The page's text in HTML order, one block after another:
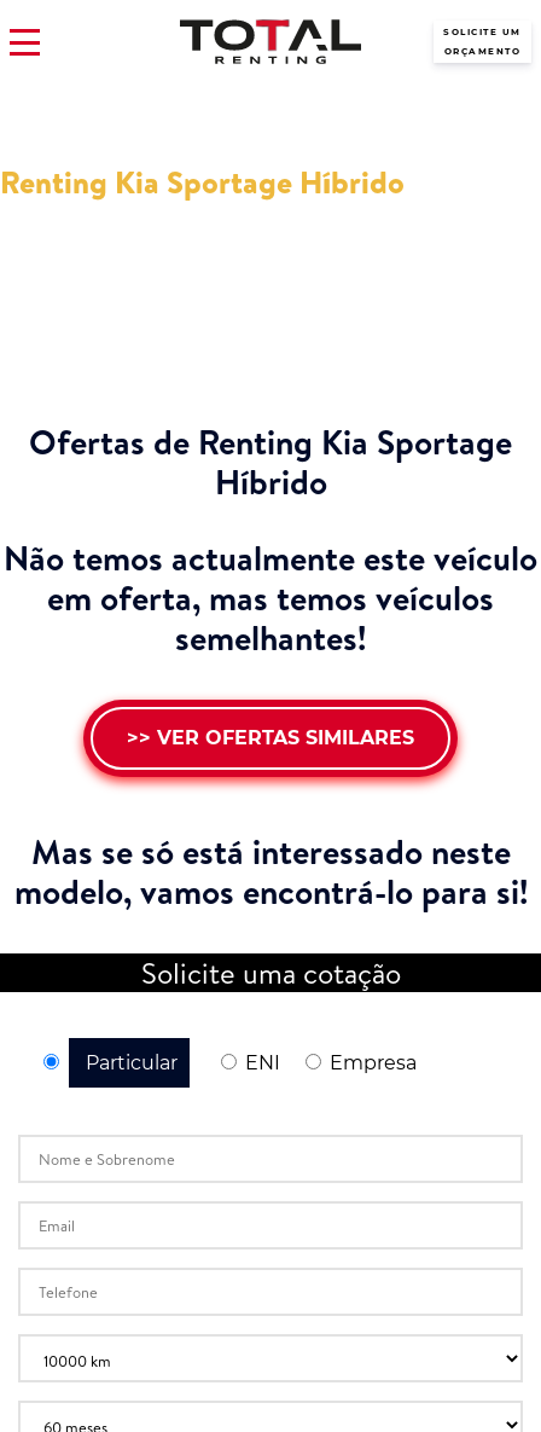
SOLICITE UM
ORÇAMENTO
Renting Kia Sportage Híbrido
Ofertas de Renting Kia Sportage
Híbrido
Não temos actualmente este veículo
em oferta, mas temos veículos
semelhantes!
>> VER OFERTAS SIMILARES
Mas se só está interessado neste
modelo,vamos encontrá-lo para si!
Solicite uma cotação
Particular ENI Empresa